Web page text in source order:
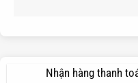
Nhận hàng thanh